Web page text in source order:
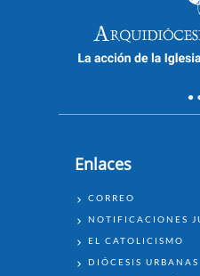
Enlaces
ENLACES
CORREO
NOTIFICACIONES
EL CATOLICISMO
DIÓCESIS URBANAS